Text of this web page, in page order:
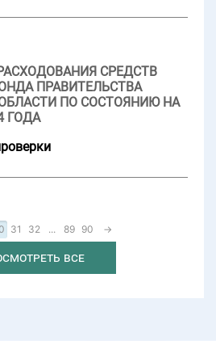
СРЕДСТВ
ПРАВИТЕЛЬСТВА
ПО СОСТОЯНИЮ НА
ГОДА
31 32 ... 89 90 →
все